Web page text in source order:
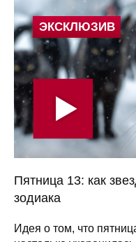
Пятница 13: как
зодиака
Идея о том, что